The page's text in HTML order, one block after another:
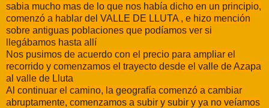
sabia mucho mas de lo que nos había dicho en un principio,
comenzó a hablar del VALLE DE LLUTA , e hizo mención
sobre antiguas poblaciones que podíamos ver si
llegábamos hasta allí
Nos pusimos de acuerdo con el precio para ampliar el
recorrido y comenzamos el trayecto desde el valle de Azapa
al valle de Lluta
Al continuar el camino, la geografía comenzó a cambiar
abruptamente, comenzamos a subir y subir y ya no veíamos